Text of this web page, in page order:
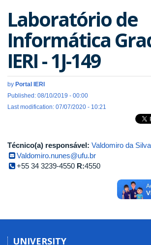
Laboratório de
Informática
IERI - 1J-149
by Portal IERI
Published: 08/10/2019 - 00:00
Last modification: 07/07/2020 - 10:21
Técnico(a) responsável: Valdomiro da
Valdomiro.nunes@ufu.br
+55 34 3239-4550 R:4550
UNIVERSITY